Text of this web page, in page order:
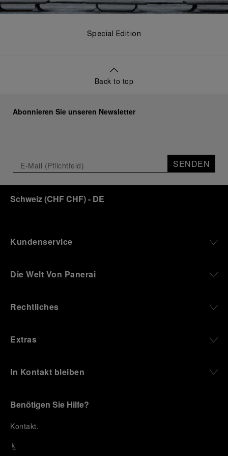
Special Edition
Back to top
Abonnieren Sie unseren Newsletter
SENDEN
Schweiz(CHF CHF)- DE
Kundenservice
Die Welt Von Panerai
Rechtliches
Extras
In Kontakt bleiben
Benötigen Sie Hilfe?
Kontakt.